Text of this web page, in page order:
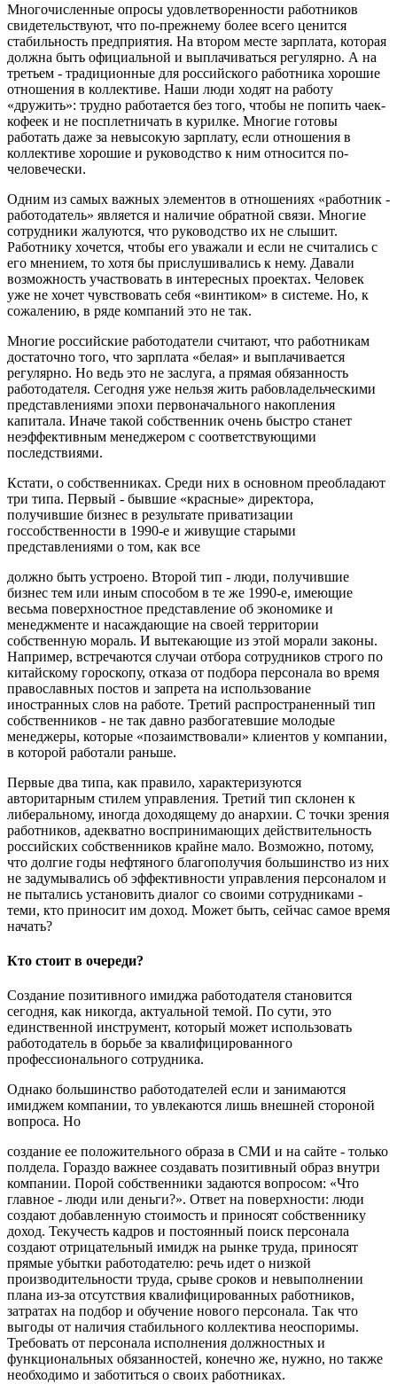
Многочисленные опросы удовлетворенности работников
свидетельствуют, что по-прежнему более всего ценится
стабильность предприятия. На втором месте зарплата, которая
должна быть официальной и выплачиваться регулярно. А на
третьем - традиционные для российского работника хорошие
отношения в коллективе. Наши люди ходят на работу
«дружить»: трудно работается без того, чтобы не попить чаек-
кофеек и не посплетничать в курилке. Многие готовы
работать даже за невысокую зарплату, если отношения в
коллективе хорошие и руководство к ним относится по-
человечески.
Одним из самых важных элементов в отношениях «работник -
работодатель» является и наличие обратной связи. Многие
сотрудники жалуются, что руководство их не слышит.
Работнику хочется, чтобы его уважали и если не считались с
его мнением, то хотя бы прислушивались к нему. Давали
возможность участвовать в интересных проектах. Человек
уже не хочет чувствовать себя «винтиком» в системе. Но, к
сожалению, в ряде компаний это не так.
Многие российские работодатели считают, что работникам
достаточно того, что зарплата «белая» и выплачивается
регулярно. Но ведь это не заслуга, а прямая обязанность
работодателя. Сегодня уже нельзя жить рабовладельческими
представлениями эпохи первоначального накопления
капитала. Иначе такой собственник очень быстро станет
неэффективным менеджером с соответствующими
последствиями.
Кстати, о собственниках. Среди них в основном преобладают
три типа. Первый - бывшие «красные» директора,
получившие бизнес в результате приватизации
госсобственности в 1990-е и живущие старыми
представлениями о том, как все
должно быть устроено. Второй тип - люди, получившие
бизнес тем или иным способом в те же 1990-е, имеющие
весьма поверхностное представление об экономике и
менеджменте и насаждающие на своей территории
собственную мораль. И вытекающие из этой морали законы.
Например, встречаются случаи отбора сотрудников строго по
китайскому гороскопу, отказа от подбора персонала во время
православных постов и запрета на использование
иностранных слов на работе. Третий распространенный тип
собственников - не так давно разбогатевшие молодые
менеджеры, которые «позаимствовали» клиентов у компании,
в которой работали раньше.
Первые два типа, как правило, характеризуются
авторитарным стилем управления. Третий тип склонен к
либеральному, иногда доходящему до анархии. С точки зрения
работников, адекватно воспринимающих действительность
российских собственников крайне мало. Возможно, потому,
что долгие годы нефтяного благополучия большинство из них
не задумывались об эффективности управления персоналом и
не пытались установить диалог со своими сотрудниками -
теми, кто приносит им доход. Может быть, сейчас самое время
начать?
Кто стоит в очереди?
Создание позитивного имиджа работодателя становится
сегодня, как никогда, актуальной темой. По сути, это
единственной инструмент, который может использовать
работодатель в борьбе за квалифицированного
профессионального сотрудника.
Однако большинство работодателей если и занимаются
имиджем компании, то увлекаются лишь внешней стороной
вопроса. Но
создание ее положительного образа в СМИ и на сайте - только
полдела. Гораздо важнее создавать позитивный образ внутри
компании. Порой собственники задаются вопросом: «Что
главное - люди или деньги?». Ответ на поверхности: люди
создают добавленную стоимость и приносят собственнику
доход. Текучесть кадров и постоянный поиск персонала
создают отрицательный имидж на рынке труда, приносят
прямые убытки работодателю: речь идет о низкой
производительности труда, срыве сроков и невыполнении
плана из-за отсутствия квалифицированных работников,
затратах на подбор и обучение нового персонала. Так что
выгоды от наличия стабильного коллектива неоспоримы.
Требовать от персонала исполнения должностных и
функциональных обязанностей, конечно же, нужно, но также
необходимо и заботиться о своих работниках.